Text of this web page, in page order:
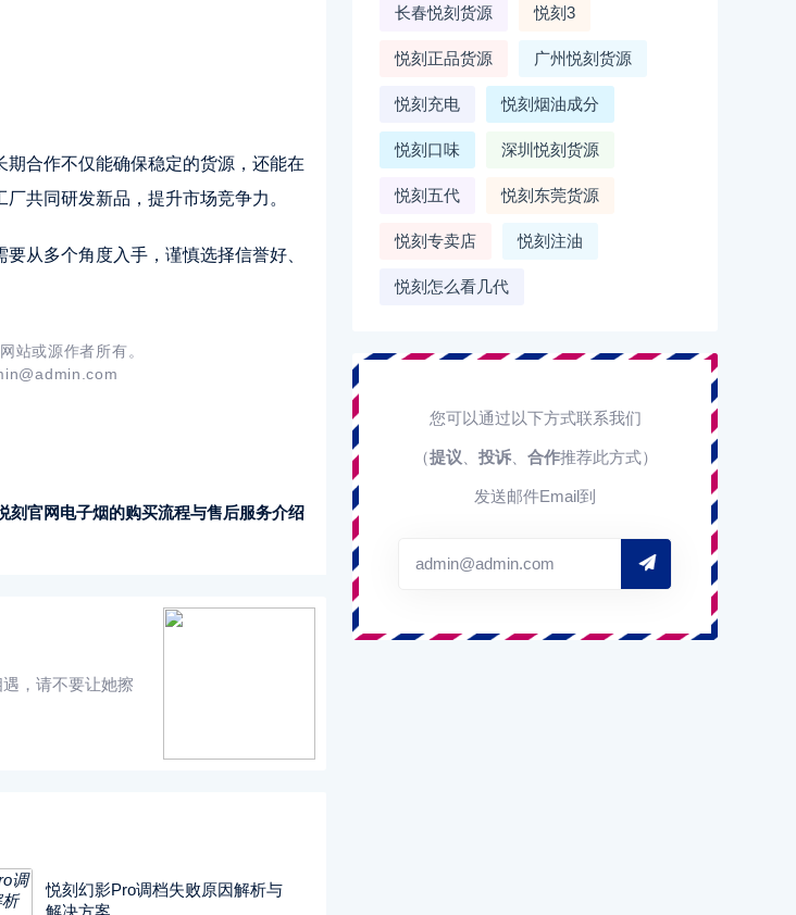
合作不仅能确保稳定的货源，还能在
共同研发新品，提升市场竞争力。
从多个角度入手，谨慎选择信誉好、
站或源作者所有。
刻官网电子烟的购买流程与售后服务介绍
，请不要让她擦
悦刻幻影Pro调档失败原因解析与
解决方案
长春悦刻货源 悦刻3
悦刻正品货源 广州悦刻货源
悦刻充电 悦刻烟油成分
悦刻口味 深圳悦刻货源
悦刻五代 悦刻东莞货源
悦刻专卖店 悦刻注油
悦刻怎么看几代
您可以通过以下方式联系我们
（提议 投诉、 合作推荐此方式）
发送邮件Email到
admin@admin.com